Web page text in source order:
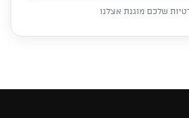
שלכם מוגנת אצלנו